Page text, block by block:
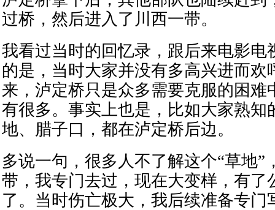
过桥，然后进入了川西一带。
我看过当时的回忆录，跟后来电影电
的是，当时大家并没有多高兴进而欢
来，泸定桥只是众多需要克服的困难
有很多。事实上也是，比如大家熟知
地、腊子口，都在泸定桥后边。
多说一句，很多人不了解这个“草地”
带，我专门去过，现在大变样，有了
了。当时伤亡极大，我后续准备专门